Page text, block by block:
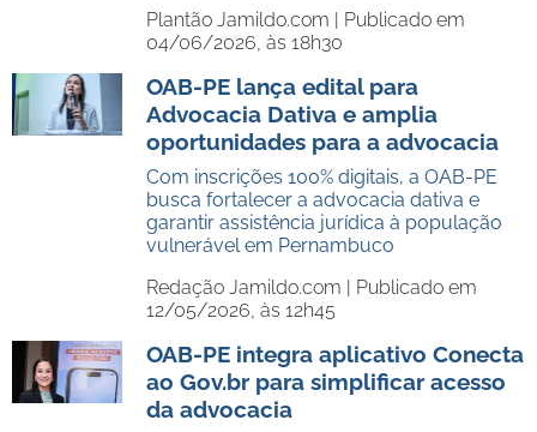
Plantão Jamildo.com | Publicado em
04/06/2026, às 18h30
OAB-PE lança edital para
Advocacia Dativa e amplia
oportunidades para a advocacia
Com inscrições 100% digitais, a OAB-PE
busca fortalecer a advocacia dativa e
garantir assistência jurídica à população
vulnerável em Pernambuco
Redação Jamildo.com | Publicado em
12/05/2026, às 12h45
OAB-PE integra aplicativo Conecta
ao Gov.br para simplificar acesso
da advocacia